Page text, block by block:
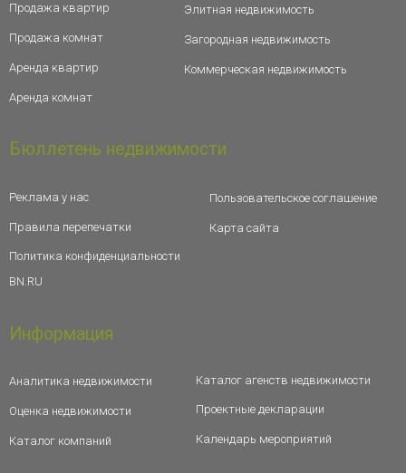
Продажа квартир
Продажа комнат
Аренда квартир
Аренда комнат
Элитная недвижимость
Загородная недвижимость
Коммерческая недвижимость
Бюллетень недвижимости
Реклама у нас
Правила перепечатки
Политика конфиденциальности
BN.RU
Пользовательское соглашение
Карта сайта
Информация
Аналитика недвижимости
Оценка недвижимости
Каталог компаний
Каталог агенств недвижимости
Проектные декларации
Календарь мероприятий